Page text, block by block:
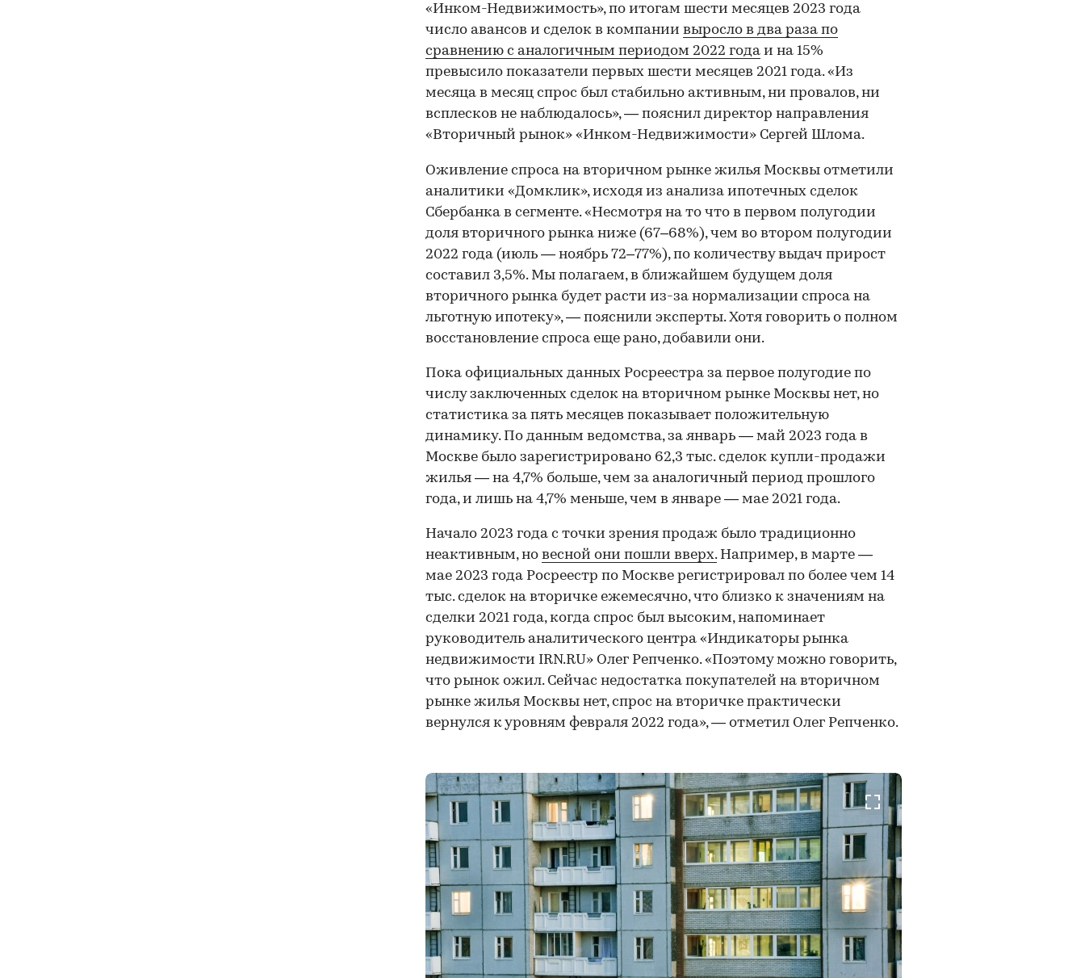
«Инком-Недвижимость», по итогам шести месяцев 2023 года
число авансов и сделок в компании выросло в два раза по
сравнению с аналогичным периодом 2022 года и на 15%
превысило показатели первых шести месяцев 2021 года. «Из
месяца в месяц спрос был стабильно активным, ни провалов, ни
всплесков не наблюдалось», — пояснил директор направления
«Вторичный рынок» «Инком-Недвижимости» Сергей Шлома.
Оживление спроса на вторичном рынке жилья Москвы отметили
аналитики «Домклик», исходя из анализа ипотечных сделок
Сбербанка в сегменте. «Несмотря на то что в первом полугодии
доля вторичного рынка ниже (67–68%), чем во втором полугодии
2022 года (июль — ноябрь 72–77%), по количеству выдач прирост
составил 3,5%. Мы полагаем, в ближайшем будущем доля
вторичного рынка будет расти из-за нормализации спроса на
льготную ипотеку», — пояснили эксперты. Хотя говорить о полном
восстановление спроса еще рано, добавили они.
Пока официальных данных Росреестра за первое полугодие по
числу заключенных сделок на вторичном рынке Москвы нет, но
статистика за пять месяцев показывает положительную
динамику. По данным ведомства, за январь — май 2023 года в
Москве было зарегистрировано 62,3 тыс. сделок купли-продажи
жилья — на 4,7% больше, чем за аналогичный период прошлого
года, и лишь на 4,7% меньше, чем в январе — мае 2021 года.
Начало 2023 года с точки зрения продаж было традиционно
неактивным, но весной они пошли вверх.Например, в марте —
мае 2023 года Росреестр по Москве регистрировал по более чем 14
тыс. сделок на вторичке ежемесячно, что близко к значениям на
сделки 2021 года, когда спрос был высоким, напоминает
руководитель аналитического центра «Индикаторы рынка
недвижимости IRN.RU» Олег Репченко. «Поэтому можно говорить,
что рынок ожил. Сейчас недостатка покупателей на вторичном
рынке жилья Москвы нет, спрос на вторичке практически
вернулся к уровням февраля 2022 года», — отметил Олег Репченко.